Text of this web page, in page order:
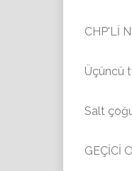
CHP'Lİ
Üçüncü
Salt
GEÇİCİ